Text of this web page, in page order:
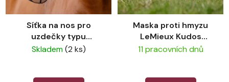
Síťka na nos pro
uzdečky typu
Micklem LeMieux
Skladem(2 ks)
Maska proti hmyzu
LeMieux Kudos
AeroGuard Full Fly
11 pracovních dnů